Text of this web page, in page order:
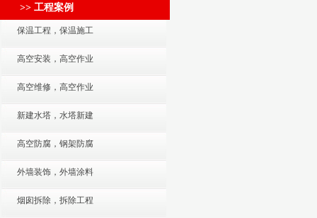
>> 工程案例
保温工程，保温施工
高空安装，高空作业
高空维修，高空作业
新建水塔，水塔新建
高空防腐，钢架防腐
外墙装饰，外墙涂料
烟囱拆除，拆除工程